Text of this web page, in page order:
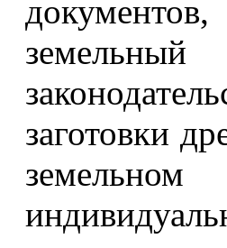
заготовки